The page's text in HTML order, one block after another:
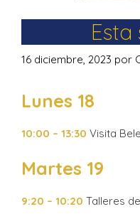
16 diciembre, 2023 por
Lunes 18
10:00 – 13:30 Visita
Martes 19
9:20 – 10:20 Talleres